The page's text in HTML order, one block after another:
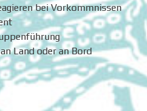
bei Vorkommnissen
Land oder an Bord